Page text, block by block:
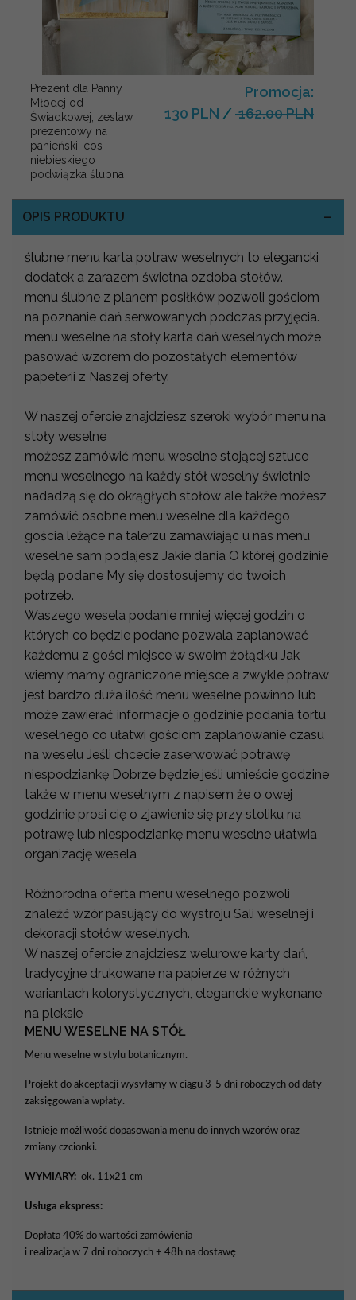
Prezent dla Panny
Młodej od
Świadkowej, zestaw
prezentowy na
panieński, cos
niebieskiego
podwiązka ślubna
Promocja:
130 PLN / 162.00 PLN
OPIS PRODUKTU
ślubne menu karta potraw weselnych to elegancki
dodatek a zarazem świetna ozdoba stołów.
menu ślubne z planem posiłków pozwoli gościom
na poznanie dań serwowanych podczas przyjęcia.
menu weselne na stoły karta dań weselnych może
pasować wzorem do pozostałych elementów
papeterii z Naszej oferty.
W naszej ofercie znajdziesz szeroki wybór menu na
stoły weselne
możesz zamówić menu weselne stojącej sztuce
menu weselnego na każdy stół weselny świetnie
nadadzą się do okrągłych stołów ale także możesz
zamówić osobne menu weselne dla każdego
gościa leżące na talerzu zamawiając u nas menu
weselne sam podajesz Jakie dania O której godzinie
będą podane My się dostosujemy do twoich
potrzeb.
Waszego wesela podanie mniej więcej godzin o
których co będzie podane pozwala zaplanować
każdemu z gości miejsce w swoim żołądku Jak
wiemy mamy ograniczone miejsce a zwykle potraw
jest bardzo duża ilość menu weselne powinno lub
może zawierać informacje o godzinie podania tortu
weselnego co ułatwi gościom zaplanowanie czasu
na weselu Jeśli chcecie zaserwować potrawę
niespodziankę Dobrze będzie jeśli umieście godzine
także w menu weselnym z napisem że o owej
godzinie prosi cię o zjawienie się przy stoliku na
potrawę lub niespodziankę menu weselne ułatwia
organizację wesela
Różnorodna oferta menu weselnego pozwoli
znaleźć wzór pasujący do wystroju Sali weselnej i
dekoracji stołów weselnych.
W naszej ofercie znajdziesz welurowe karty dań,
tradycyjne drukowane na papierze w różnych
wariantach kolorystycznych, eleganckie wykonane
na pleksie
MENU WESELNE NA STÓŁ
Menu weselne w stylu botanicznym.
Projekt do akceptacji wysyłamy w ciągu 3-5 dni roboczych od daty
zaksięgowania wpłaty.
Istnieje możliwość dopasowania menu do innych wzorów oraz
zmiany czcionki.
WYMIARY: ok. 11x21 cm
Usługa ekspress:
Dopłata 40% do wartości zamówienia
i realizacja w 7 dni roboczych + 48h na dostawę